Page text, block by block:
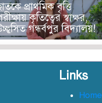
প্রাথমিক বৃত্তি
কৃতিত্বের স্বাক্ষর,
গন্ধর্বপুর বিদ্যালয়!
Links
Home